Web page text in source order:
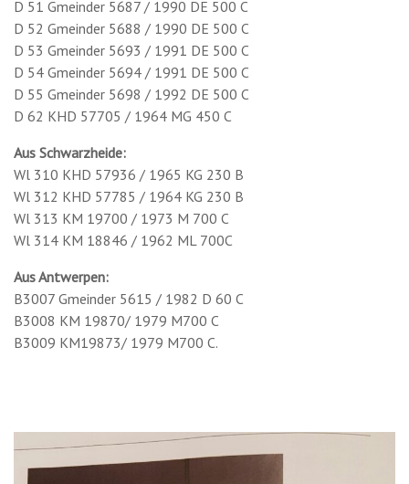
D 51 Gmeinder 5687 / 1990 DE 500 C
D 52 Gmeinder 5688 / 1990 DE 500 C
D 53 Gmeinder 5693 / 1991 DE 500 C
D 54 Gmeinder 5694 / 1991 DE 500 C
D 55 Gmeinder 5698 / 1992 DE 500 C
D 62 KHD 57705 / 1964 MG 450 C
Aus Schwarzheide:
Wl 310 KHD 57936 / 1965 KG 230 B
Wl 312 KHD 57785 / 1964 KG 230 B
Wl 313 KM 19700 / 1973 M 700 C
Wl 314 KM 18846 / 1962 ML 700C
Aus Antwerpen:
B3007 Gmeinder 5615 / 1982 D 60 C
B3008 KM 19870/ 1979 M700 C
B3009 KM19873/ 1979 M700 C.